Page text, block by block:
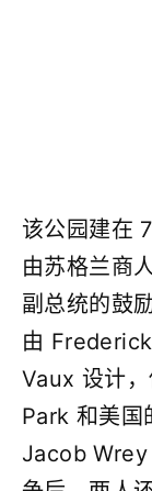
该公园建在
由苏格兰商
副总统的鼓
由
Vaux 设计
Park 和美国
Jacob Wrey